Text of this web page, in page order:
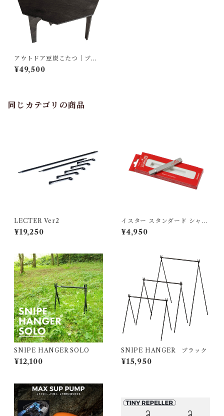
アウトドア豆炭こたつ｜ブラ
ック
¥49,500
同じカテゴリの商品
LECTER Ver2
¥19,250
イスター スタンダード シャー
プナー
¥4,950
SNIPE HANGER SOLO
¥12,100
SNIPE HANGER ブラック
¥15,950